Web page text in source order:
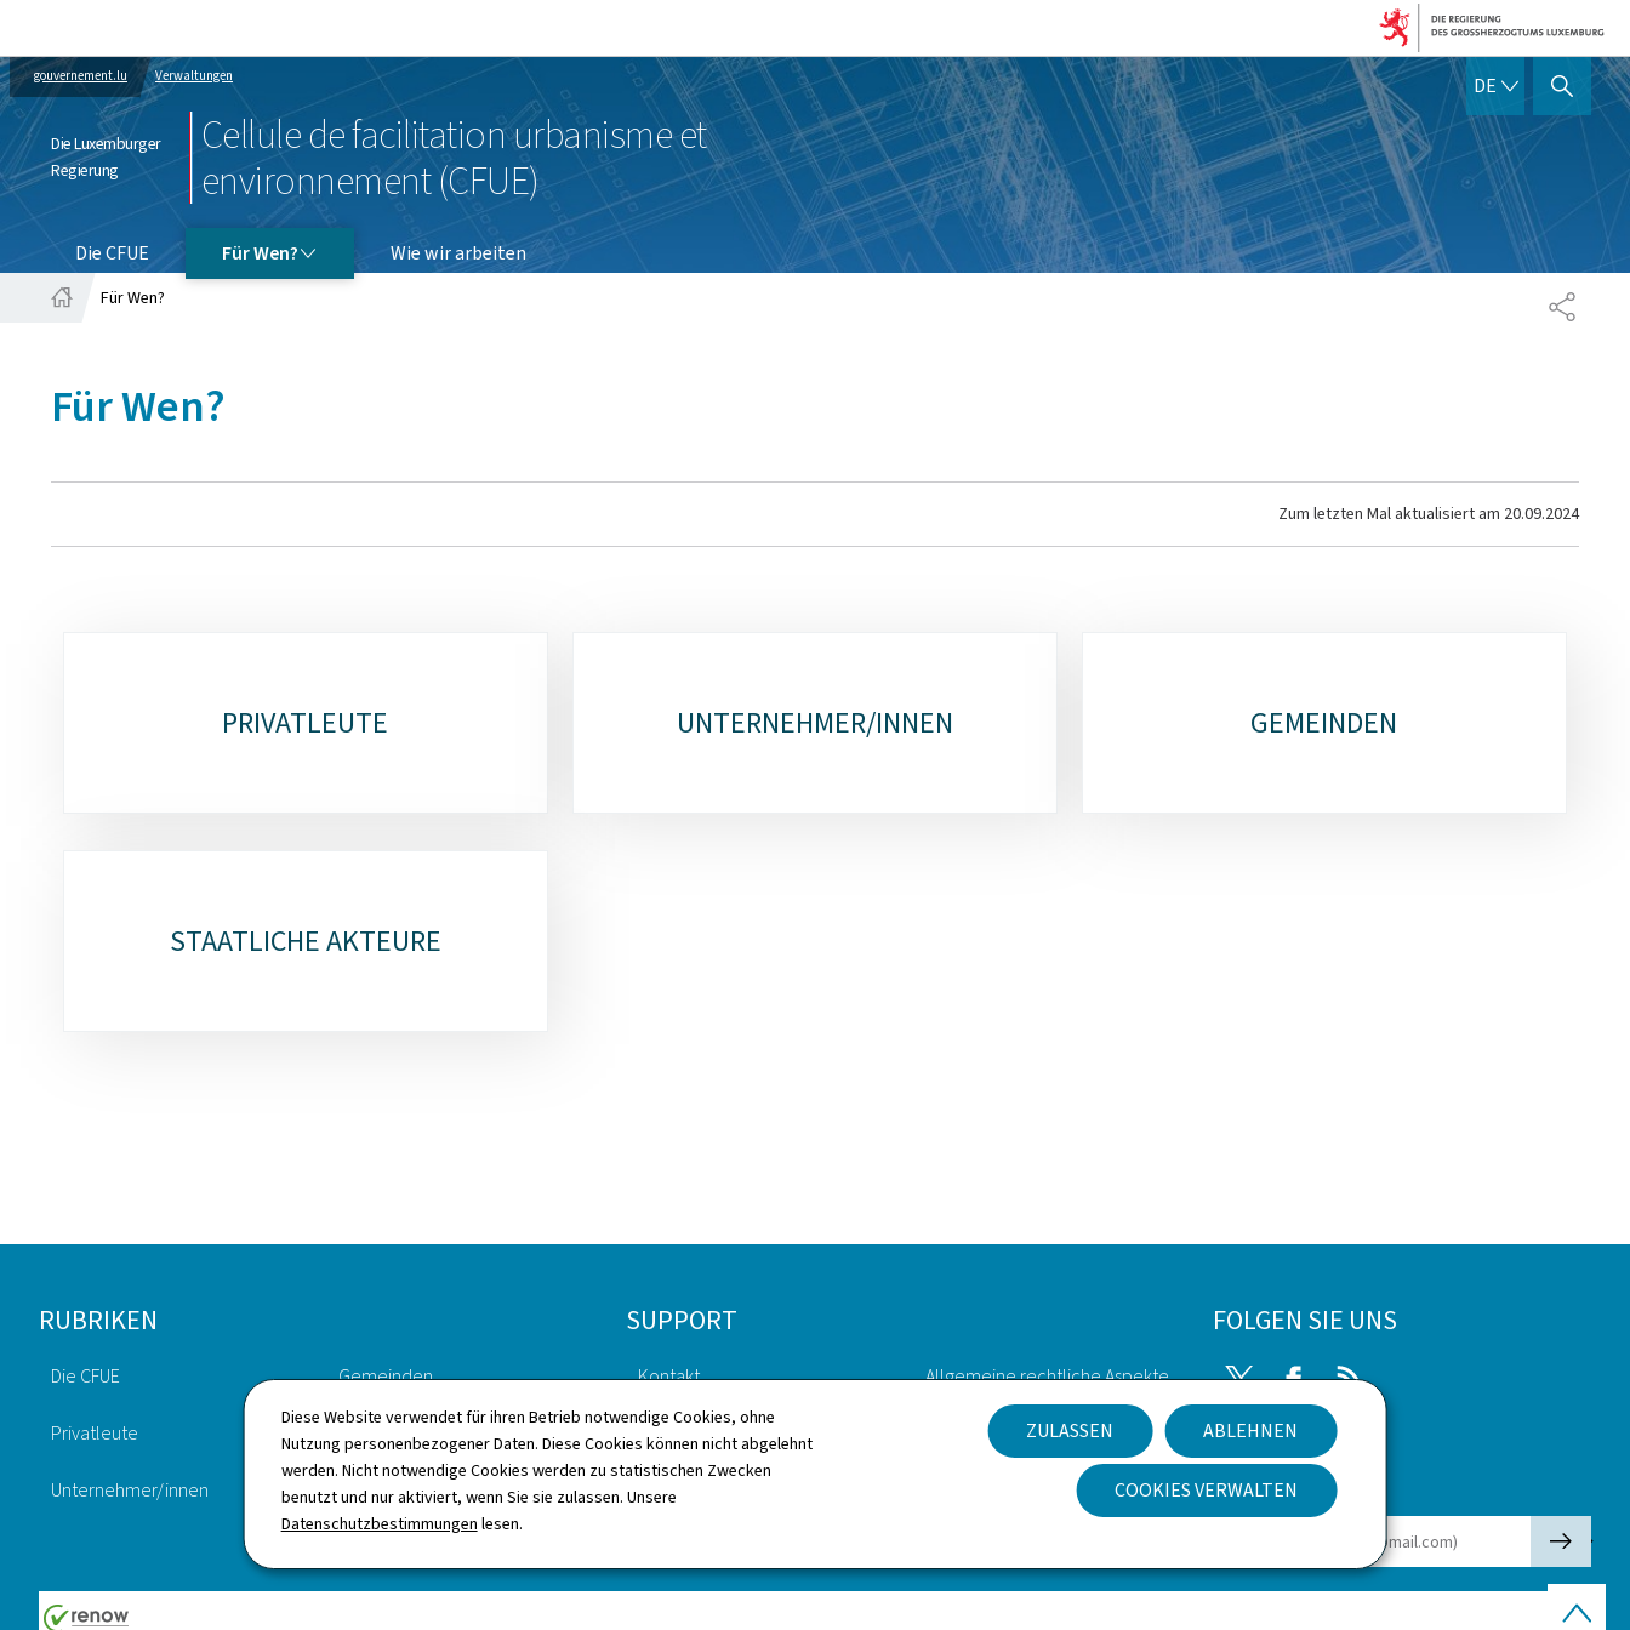
Diese Website verwendet für ihren Betrieb notwendige Cookies, ohne
Nutzung personenbezogener Daten. Diese Cookies können nicht abgelehnt
werden. Nicht notwendige Cookies werden zu statistischen Zwecken
benutzt und nur aktiviert, wenn Sie sie zulassen. Unsere
Datenschutzbestimmungen lesen.
ZULASSEN ABLEHNEN
COOKIES VERWALTEN
gouvernement.lu Verwaltungen
Die Luxemburger
Regierung
Cellule de facilitation urbanisme et
environnement (CFUE)
DE DEUTSCH
SUCHFLED ANZEIGEN /
Die CFUE Für Wen?
Wie wir arbeiten
TEILEN
Für Wen?
Für Wen?
Zum letzten Mal aktualisiert am 20.09.2024
PRIVATLEUTE
UNTERNEHMER/INNEN GEMEINDEN
STAATLICHE AKTEURE
Footer
RUBRIKEN
Die CFUE
Privatleute
Unternehmer/innen
Gemeinden
Staatliche Akteure
Wie wir arbeiten
SUPPORT
Kontakt
Sitemap
Informationen zur Webseite
Allgemeine rechtliche Aspekte
Barrierefreiheit
Verwaltung der Cookies
FOLGEN SIE UNS
TwitterFacebook
RSS
Newsletter
🡒